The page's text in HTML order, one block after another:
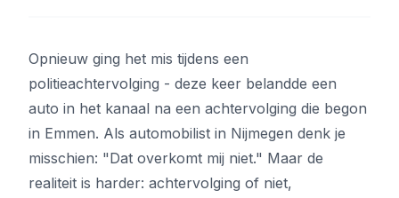
Opnieuw ging het mis tijdens een
politieachtervolging - deze keer belandde een
auto in het kanaal na een achtervolging die begon
in Emmen. Als automobilist in Nijmegen denk je
misschien: "Dat overkomt mij niet." Maar de
realiteit is harder: achtervolging of niet,